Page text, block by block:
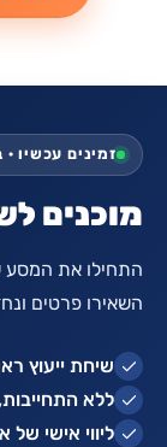
זמינים עכשיו ·
מוכנים
התחילו את המסע
השאירו פרטים
שיחת ייעוץ
ללא
ליווי אישי